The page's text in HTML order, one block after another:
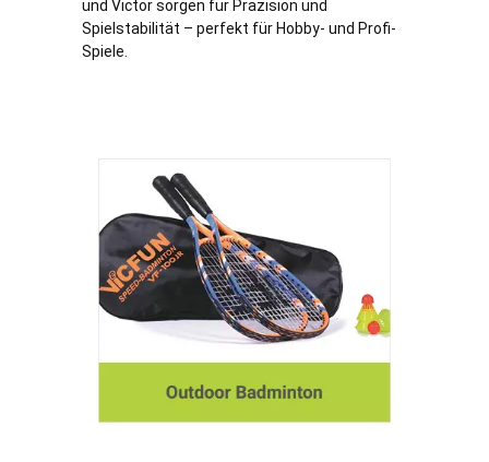
und Victor sorgen für Präzision und
Spielstabilität – perfekt für Hobby- und Profi-
Spiele.